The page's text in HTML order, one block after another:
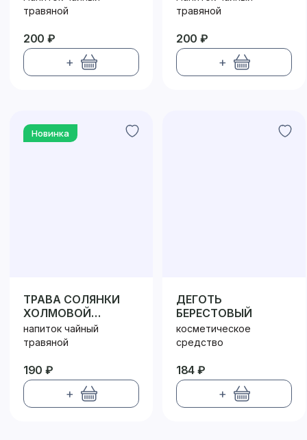
травяной
200 ₽
+
травяной
200 ₽
+
Новинка
ТРАВА СОЛЯНКИ
ХОЛМОВОЙ
ФИЛЬТР ПАКЕТ
№20
напиток чайный
травяной
190 ₽
+
ДЕГОТЬ
БЕРЕСТОВЫЙ
косметическое
средство
184 ₽
+